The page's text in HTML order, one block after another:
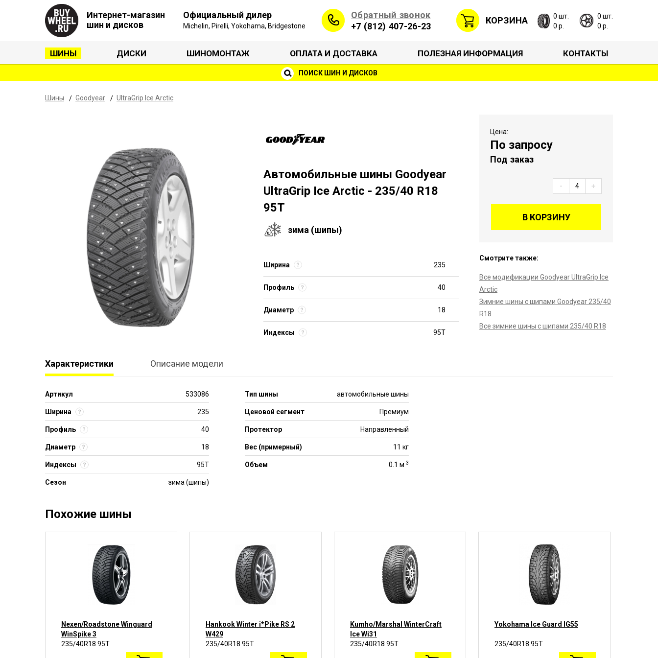
Интернет-магазин
шин и дисков
Официальный дилер
Michelin, Pirelli, Yokohama, Bridgestone
Обратный звонок
+7 (812) 407-26-23
КОРЗИНА
0 шт.
0 р.
0 шт.
0 р.
ШИНЫ ДИСКИ ШИНОМОНТАЖ ОПЛАТА И ДОСТАВКА ПОЛЕЗНАЯ ИНФОРМАЦИЯ КОНТАКТЫ
ПОИСК ШИН И ДИСКОВ
Шины Goodyear UltraGrip Ice Arctic
Автомобильные шины Goodyear
UltraGrip Ice Arctic - 235/40 R18
95T
зима (шипы)
Ширина 235
Профиль 40
Диаметр 18
Индексы 95T
Цена:
По запросу
Под заказ
- +
В КОРЗИНУ
Смотрите также:
Все модификации Goodyear UltraGrip Ice
Arctic
Зимние шины с шипами Goodyear 235/40
R18
Все зимние шины с шипами 235/40 R18
Характеристики Описание модели
Артикул 533086
Ширина 235
Профиль 40
Диаметр 18
Индексы 95T
Сезон зима (шипы)
Тип шины автомобильные шины
Ценовой сегмент Премиум
Протектор Направленный
Вес (примерный) 11 кг
Объем 0.1 м 3
Похожие шины
Nexen/Roadstone Winguard
WinSpike 3
235/40R18 95T
Hankook Winter i*Pike RS 2
W429
235/40R18 95T
Kumho/Marshal WinterCraft
Ice Wi31
235/40R18 95T
Yokohama Ice Guard IG55
235/40R18 95T